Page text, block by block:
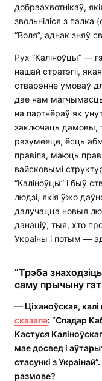
добраахвотнікаў,
звольніліся з
“Воля”, аднак зняў
Рух “Каліноўцы” —
нашай стратэгіі,
стварэнне умоваў
дае нам магчымасць
на партнёраў як
заключаць дамовы,
разумееце, ёсць
правіла, маюць
вайсковымі
“Каліноўцы” і быў
людзі, якія ўжо
далучацца новыя
данаціў, тыя, хто
Украіны і потым —
“Трэба
саму прычыну
— Ціханоўская,
сказала: “Спадар
Кастуся
мае досвед і
стасункі з
размове?